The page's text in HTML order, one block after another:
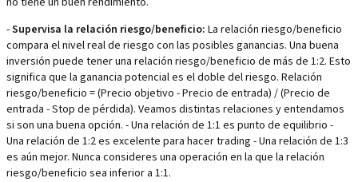
-Supervisa la relación riesgo/beneficio: La relación riesgo/beneficio
compara el nivel real de riesgo con las posibles ganancias. Una buena
inversión puede tener una relación riesgo/beneficio de más de 1:2. Esto
significa que la ganancia potencial es el doble del riesgo. Relación
riesgo/beneficio = (Precio objetivo - Precio de entrada) / (Precio de
entrada - Stop de pérdida). Veamos distintas relaciones y entendamos
si son una buena opción. - Una relación de 1:1 es punto de equilibrio -
Una relación de 1:2 es excelente para hacer trading - Una relación de 1:3
es aún mejor. Nunca consideres una operación en la que la relación
riesgo/beneficio sea inferior a 1:1.